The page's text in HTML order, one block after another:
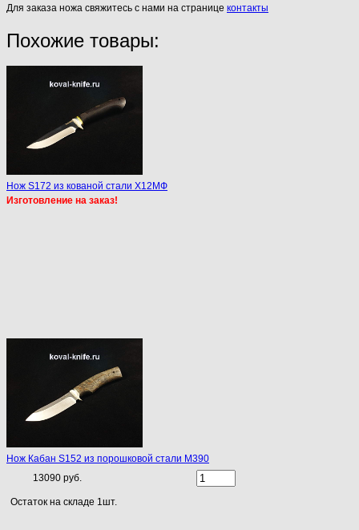
Для заказа ножа свяжитесь с нами на странице контакты
Похожие товары:
Нож S172 из кованой стали Х12МФ
Изготовление на заказ!
Нож Кабан S152 из порошковой стали М390
13090 руб.
Остаток на складе 1шт.